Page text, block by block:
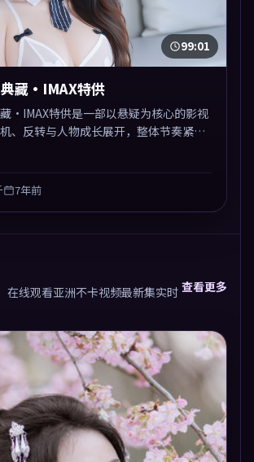
99:01
藏·IMAX特供
·IMAX特供是一部以悬疑为核心的影视
、反转与人物成长展开，整体节奏紧
看。
7年前
在线观看亚洲不卡视频最新集实时 查看更多